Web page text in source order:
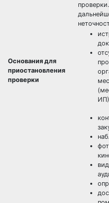
Основания для
приостановления
проверки
ИП)